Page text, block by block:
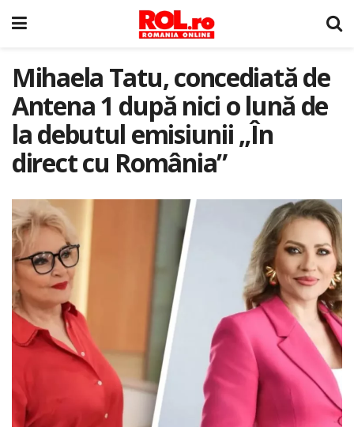
Mihaela Tatu, concediată de
Antena 1 după nici o lună de
la debutul emisiunii „În
direct cu România”